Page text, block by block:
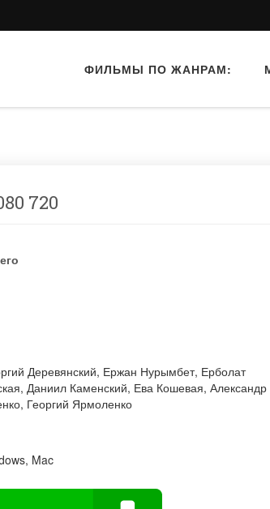
ФИЛЬМЫ ПО ЖАНРАМ:
720
Деревянский, Ержан Нурымбет, Ерболат
, Даниил Каменский, Ева Кошевая, Александр
, Георгий Ярмоленко
Mac